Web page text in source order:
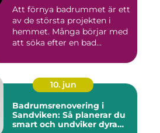
Att förnya badrummet är ett
av de största projekten i
hemmet. Många börjar med
att söka efter en bad...
10. jun
Badrumsrenovering i
Sandviken: Så planerar du
smart och undviker dyra